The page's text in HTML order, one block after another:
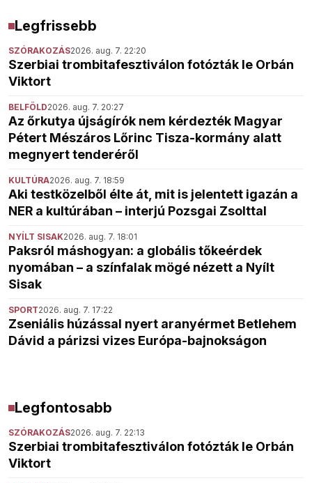
Legfrissebb
SZÓRAKOZÁS2026. aug. 7. 22:20
Szerbiai trombitafesztiválon fotózták le Orbán
Viktort
BELFÖLD2026. aug. 7. 20:27
Az őrkutya újságírók nem kérdezték Magyar
Pétert Mészáros Lőrinc Tisza-kormány alatt
megnyert tenderéről
KULTÚRA2026. aug. 7. 18:59
Aki testközelből élte át, mit is jelentett igazán a
NER a kultúrában – interjú Pozsgai Zsolttal
NYÍLT SISAK2026. aug. 7. 18:01
Paksról máshogyan: a globális tőkeérdek
nyomában – a színfalak mögé nézett a Nyílt
Sisak
SPORT2026. aug. 7. 17:22
Zseniális húzással nyert aranyérmet Betlehem
Dávid a párizsi vizes Európa-bajnokságon
Legfontosabb
SZÓRAKOZÁS2026. aug. 7. 22:13
Szerbiai trombitafesztiválon fotózták le Orbán
Viktort